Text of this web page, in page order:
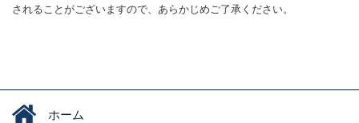
されることがございますので、あらかじめご了承ください。
ホーム